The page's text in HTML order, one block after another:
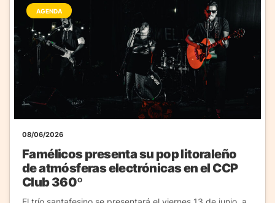
AGENDA
08/06/2026
Famélicos presenta su pop litoraleño
de atmósferas electrónicas en el CCP
Club 360º